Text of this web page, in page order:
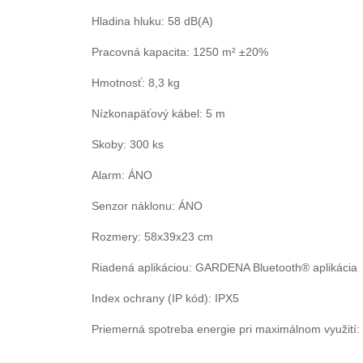
Hladina hluku: 58 dB(A)
Pracovná kapacita: 1250 m² ±20%
Hmotnosť: 8,3 kg
Nízkonapäťový kábel: 5 m
Skoby: 300 ks
Alarm: ÁNO
Senzor náklonu: ÁNO
Rozmery: 58x39x23 cm
Riadená aplikáciou: GARDENA Bluetooth® aplikácia
Index ochrany (IP kód): IPX5
Priemerná spotreba energie pri maximálnom využití: